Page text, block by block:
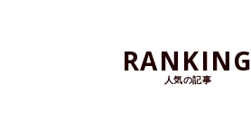
RANKING
人気の記事